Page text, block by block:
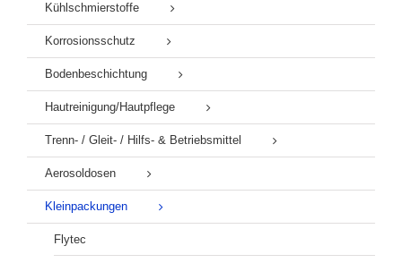
Kühlschmierstoffe
Korrosionsschutz
Bodenbeschichtung
Hautreinigung/Hautpflege
Trenn- / Gleit- / Hilfs- & Betriebsmittel
Aerosoldosen
Kleinpackungen
Flytec